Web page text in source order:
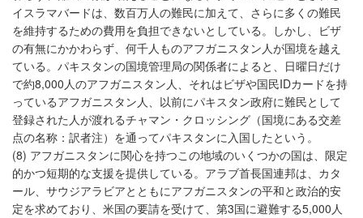
イスラマバードは、数百万人の難民に加えて、さらに多くの難民
を維持するための費用を負担できないとしている。しかし、ビザ
の有無にかかわらず、何千人ものアフガニスタン人が国境を越え
ている。パキスタンの国境管理局の関係者によると、日曜日だけ
で約8,000人のアフガニスタン人、それはビザや国民IDカードを持
っているアフガニスタン人、以前にパキスタン政府に難民として
登録された人が渡れるチャマン・クロッシング（国境にある交差
点の名称：訳者注）を通ってパキスタンに入国したという。
(8) アフガニスタンに関心を持つこの地域のいくつかの国は、限定
的かつ短期的な支援を提供している。アラブ首長国連邦は、カタ
ール、サウジアラビアとともにアフガニスタンの平和と政治的安
定を求めており、米国の要請を受けて、第3国に避難する5,000人